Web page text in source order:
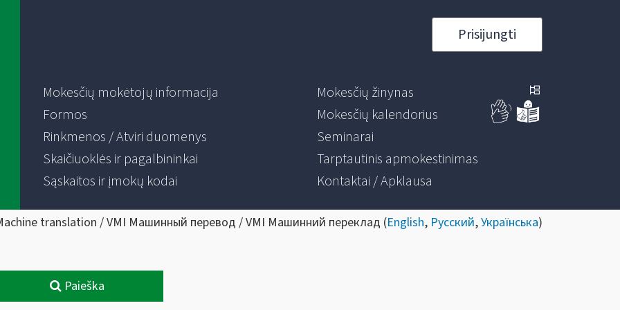
Prisijungti
Mokesčių mokėtojų informacija
Formos
Rinkmenos / Atviri duomenys
Skaičiuoklės ir pagalbininkai
Sąskaitos ir įmokų kodai
Mokesčių žinynas
Mokesčių kalendorius
Seminarai
Tarptautinis apmokestinimas
Kontaktai / Apklausa
translation / VMI Машинный перевод / VMI Машинний переклад (English, Русский,Українська)
Paieška